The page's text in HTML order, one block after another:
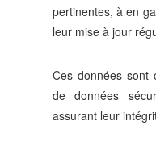
pertinentes, à en
leur mise à jour
Ces données sont
de données
assurant leur